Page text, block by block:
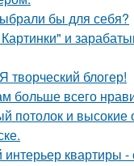
бы для себя?
и
творческий блогер!
больше всего
потолок и высокие
квартиры -